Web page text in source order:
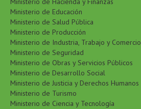
Ministerio de Educación
Ministerio de Salud Pública
Ministerio de Producción
Ministerio de Industria, Trabajo y Comercio
Ministerio de Seguridad
Ministerio de Obras y Servicios Públicos
Ministerio de Desarrollo Social
Ministerio de Justicia y Derechos Humanos
Ministerio de Turismo
Ministerio de Ciencia y Tecnología